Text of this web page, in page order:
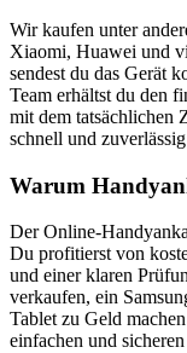
Wir kaufen unter
Xiaomi, Huawei und
sendest du das Gerät
Team erhältst du den
mit dem tatsächlichen
schnell und
Warum
Der Online-
Du profitierst von
und einer klaren
verkaufen, ein
Tablet zu Geld
einfachen und